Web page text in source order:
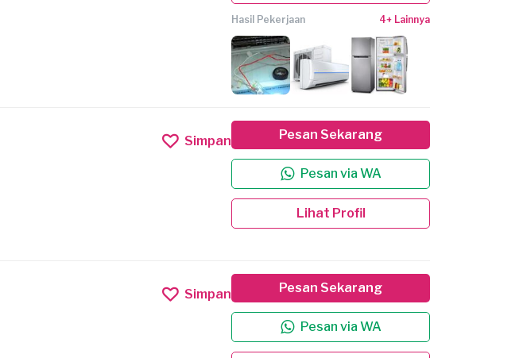
Hasil Pekerjaan 4+ Lainnya
Simpan Pesan Sekarang
Pesan via WA
Lihat Profil
Simpan Pesan Sekarang
Pesan via WA